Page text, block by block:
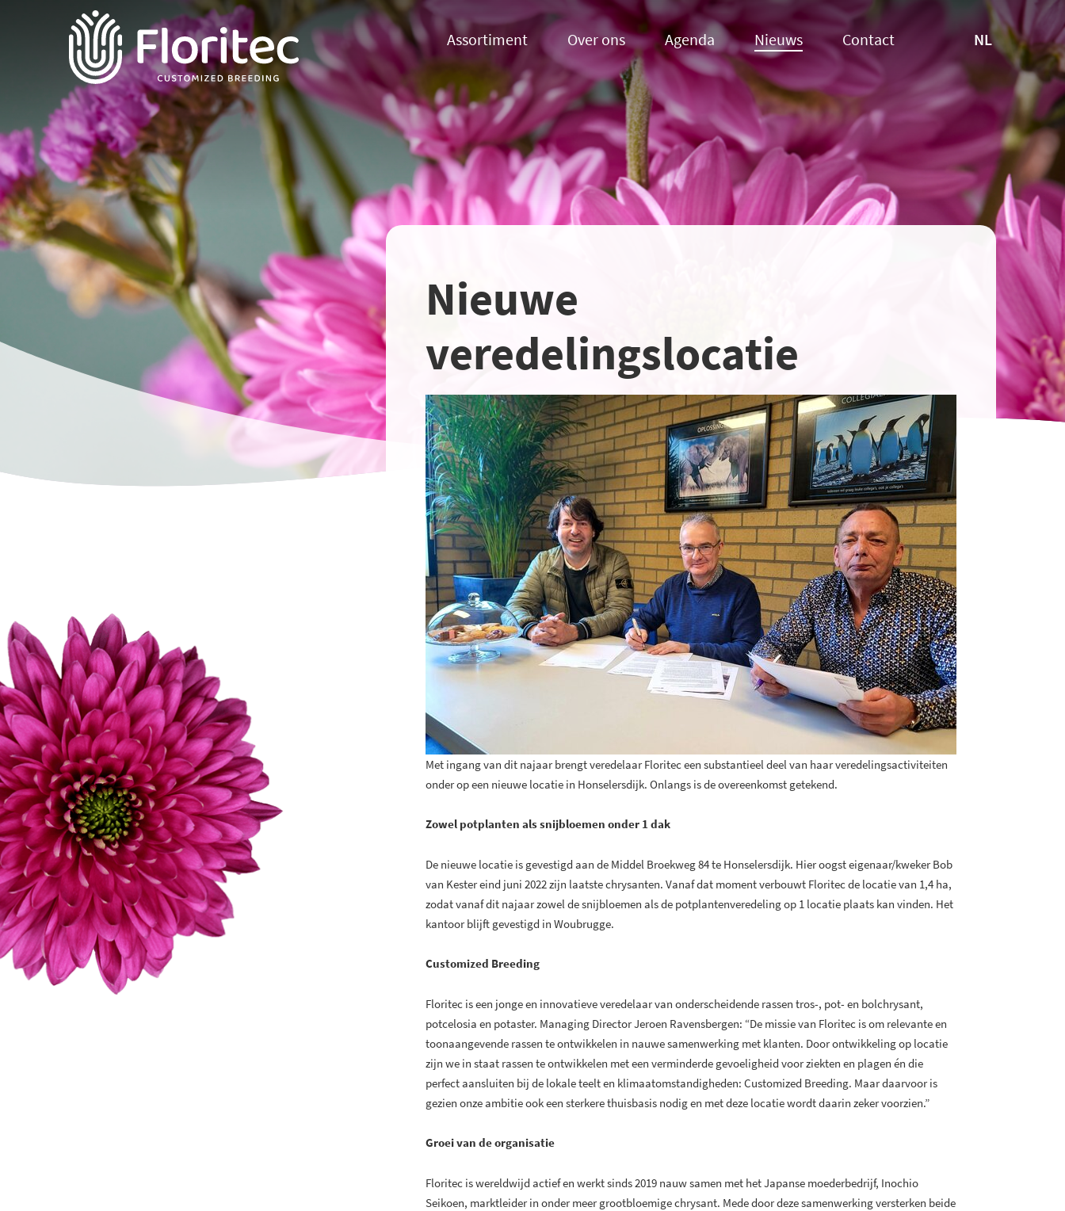
Assortiment Over ons Agenda Nieuws Contact NL
Nieuwe
veredelingslocatie
Met ingang van dit najaar brengt veredelaar Floritec een substantieel deel van haar veredelingsactiviteiten
onder op een nieuwe locatie in Honselersdijk. Onlangs is de overeenkomst getekend.
Zowel potplanten als snijbloemen onder 1 dak
De nieuwe locatie is gevestigd aan de Middel Broekweg 84 te Honselersdijk. Hier oogst eigenaar/kweker Bob
van Kester eind juni 2022 zijn laatste chrysanten. Vanaf dat moment verbouwt Floritec de locatie van 1,4 ha,
zodat vanaf dit najaar zowel de snijbloemen als de potplantenveredeling op 1 locatie plaats kan vinden. Het
kantoor blijft gevestigd in Woubrugge.
Customized Breeding
Floritec is een jonge en innovatieve veredelaar van onderscheidende rassen tros-, pot- en bolchrysant,
potcelosia en potaster. Managing Director Jeroen Ravensbergen: “De missie van Floritec is om relevante en
toonaangevende rassen te ontwikkelen in nauwe samenwerking met klanten. Door ontwikkeling op locatie
zijn we in staat rassen te ontwikkelen met een verminderde gevoeligheid voor ziekten en plagen én die
perfect aansluiten bij de lokale teelt en klimaatomstandigheden: Customized Breeding. Maar daarvoor is
gezien onze ambitie ook een sterkere thuisbasis nodig en met deze locatie wordt daarin zeker voorzien.”
Groei van de organisatie
Floritec is wereldwijd actief en werkt sinds 2019 nauw samen met het Japanse moederbedrijf, Inochio
Seikoen, marktleider in onder meer grootbloemige chrysant. Mede door deze samenwerking versterken beide